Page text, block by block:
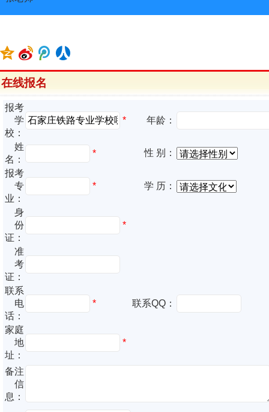
在线报名
报考
学
校：
* 年龄：
姓
名：
*
性 别：
报考
专
业：
* 学 历：
身
份
证：
*
准
考
证：
联系
电
话：
* 联系QQ：
家庭
地
址：
*
备注
信
息：